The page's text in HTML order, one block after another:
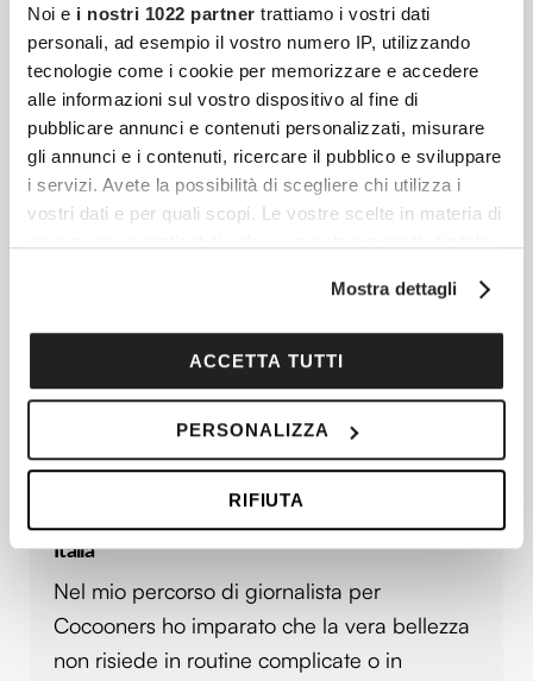
Noi e i nostri 1022 partner trattiamo i vostri dati
personali, ad esempio il vostro numero IP, utilizzando
tecnologie come i cookie per memorizzare e accedere
alle informazioni sul vostro dispositivo al fine di
pubblicare annunci e contenuti personalizzati, misurare
gli annunci e i contenuti, ricercare il pubblico e sviluppare
i servizi. Avete la possibilità di scegliere chi utilizza i
vostri dati e per quali scopi. Le vostre scelte in materia di
modificare o revocare il proprio consenso in qualsiasi
sull'icona di attivazione della privacy.
raccogliere informazioni sulla tua posizione
geografica, con un'approssimazione di qualche
Identificare il tuo dispositivo, scansionandolo
attivamente alla ricerca di caratteristiche specifiche
(impronte digitali).
Approfondisci come vengono elaborati i tuoi dati personali
e imposta le tue preferenze nella
sezione dettagli
Mostra dettagli
ACCETTA TUTTI
PERSONALIZZA
RIFIUTA
Articoli più recenti
Fibrosi E Tessuto Connettivo: Quando Il Corpo
diffuse e decisive dell’organismo umano, ma
resta spesso meno conosciuto rispetto a
muscoli, ossa, cuore o cervello.
Italia
Nel mio percorso di giornalista per
Cocooners ho imparato che la vera bellezza
non risiede in routine complicate o in